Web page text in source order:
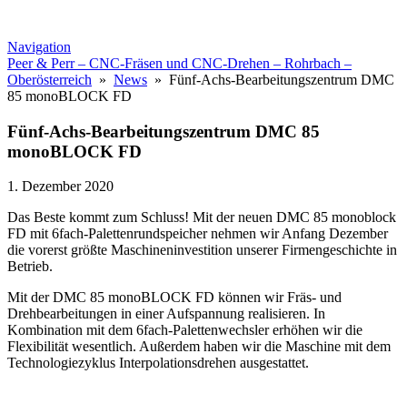
Navigation
Peer & Perr – CNC-Fräsen und CNC-Drehen – Rohrbach –
Oberösterreich » News » Fünf-Achs-Bearbeitungszentrum DMC
85 monoBLOCK FD
Fünf-Achs-Bearbeitungszentrum DMC 85
monoBLOCK FD
1. Dezember 2020
Das Beste kommt zum Schluss! Mit der neuen DMC 85 monoblock
FD mit 6fach-Palettenrundspeicher nehmen wir Anfang Dezember
die vorerst größte Maschineninvestition unserer Firmengeschichte in
Betrieb.
Mit der DMC 85 monoBLOCK FD können wir Fräs- und
Drehbearbeitungen in einer Aufspannung realisieren. In
Kombination mit dem 6fach-Palettenwechsler erhöhen wir die
Flexibilität wesentlich. Außerdem haben wir die Maschine mit dem
Technologiezyklus Interpolationsdrehen ausgestattet.